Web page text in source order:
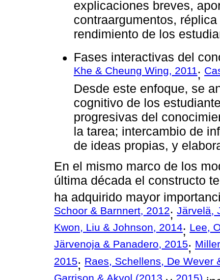
explicaciones breves,
contraargumentos,
rendimiento de los
Fases interactivas del
Khe & Cheung Wing, 2011 ;
Desde este enfoque, se
cognitivo de los
progresivas del
la tarea; intercambio de
de ideas propias, y
En el mismo marco de los
última década el constructo
ha adquirido mayor
Schoor & Barnnert, 2012; Järvelä,
Kwon, Liu & Johnson, 2014; Lee,
Järvenoja & Panadero, 2015;
2015; Raes, Schellens, De Wever